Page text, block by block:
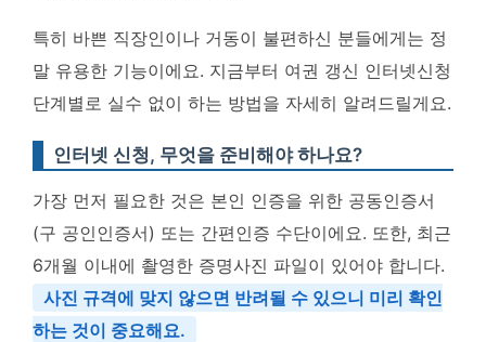
특히 바쁜 직장인이나 거동이 불편하신 분들에게는 정
말 유용한 기능이에요. 지금부터 여권 갱신 인터넷신청
단계별로 실수 없이 하는 방법을 자세히 알려드릴게요.
인터넷 신청, 무엇을 준비해야 하나요?
가장 먼저 필요한 것은 본인 인증을 위한 공동인증서
(구 공인인증서) 또는 간편인증 수단이에요. 또한, 최근
6개월 이내에 촬영한 증명사진 파일이 있어야 합니다.
사진 규격에 맞지 않으면 반려될 수 있으니 미리 확인
하는 것이 중요해요.